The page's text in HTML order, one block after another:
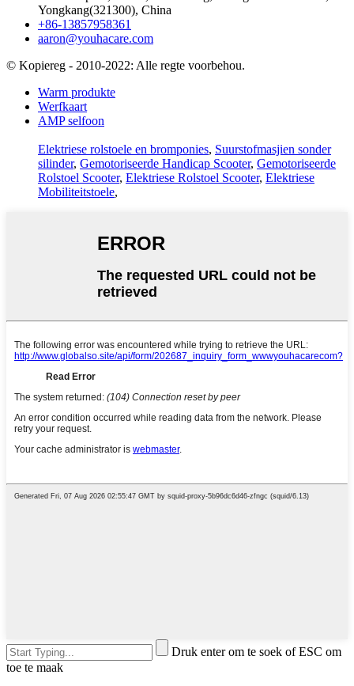
Yongkang(321300), China
+86-13857958361
aaron@youhacare.com
© Kopiereg - 2010-2022: Alle regte voorbehou.
Warm produkte
Werfkaart
AMP selfoon
Elektriese rolstoele en bromponies, Suurstofmasjien sonder
silinder, Gemotoriseerde Handicap Scooter, Gemotoriseerde
Rolstoel Scooter, Elektriese Rolstoel Scooter, Elektriese
Mobiliteitstoele,
Druk enter om te soek of ESC om
toe te maak